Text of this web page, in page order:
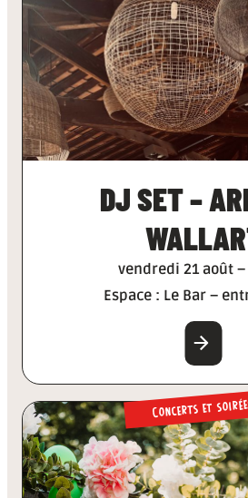
DJ SET –
vendredi 21 août –
Espace : Le Bar –
EN
Concerts et